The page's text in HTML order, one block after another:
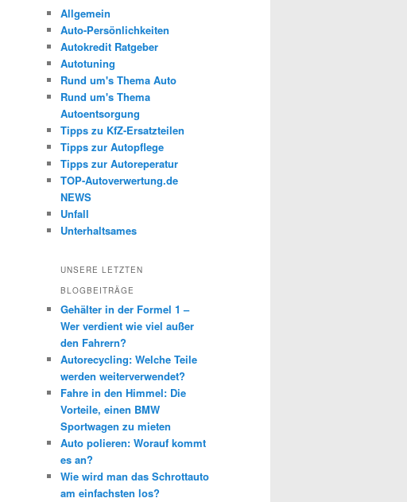
Allgemein
Auto-Persönlichkeiten
Autokredit Ratgeber
Autotuning
Rund um's Thema Auto
Rund um's Thema
Autoentsorgung
Tipps zu KfZ-Ersatzteilen
Tipps zur Autopflege
Tipps zur Autoreperatur
TOP-Autoverwertung.de
NEWS
Unfall
Unterhaltsames
UNSERE LETZTEN
BLOGBEITRÄGE
Gehälter in der Formel 1 –
Wer verdient wie viel außer
den Fahrern?
Autorecycling: Welche Teile
werden weiterverwendet?
Fahre in den Himmel: Die
Vorteile, einen BMW
Sportwagen zu mieten
Auto polieren: Worauf kommt
es an?
Wie wird man das Schrottauto
am einfachsten los?